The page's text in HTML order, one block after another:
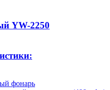
YW-2250
фонарь